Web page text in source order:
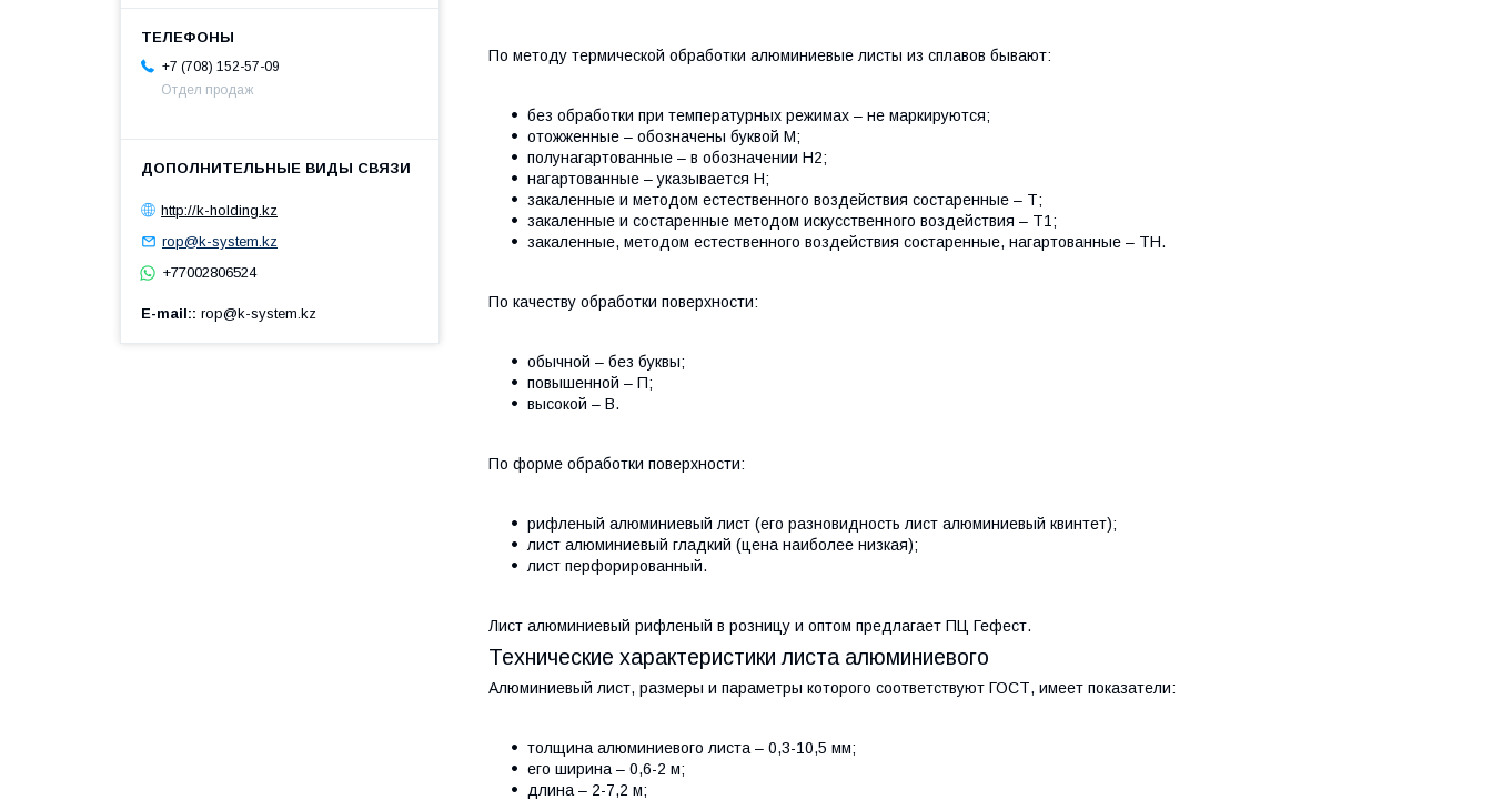
По методу термической обработки алюминиевые листы из сплавов бывают:
без обработки при температурных режимах – не маркируются;
отожженные – обозначены буквой М;
полунагартованные – в обозначении Н2;
нагартованные – указывается Н;
закаленные и методом естественного воздействия состаренные – Т;
закаленные и состаренные методом искусственного воздействия – Т1;
закаленные, методом естественного воздействия состаренные, нагартованные – ТН.
По качеству обработки поверхности:
обычной – без буквы;
повышенной – П;
высокой – В.
По форме обработки поверхности:
рифленый алюминиевый лист (его разновидность лист алюминиевый квинтет);
лист алюминиевый гладкий (цена наиболее низкая);
лист перфорированный.
Лист алюминиевый рифленый в розницу и оптом предлагает ПЦ Гефест.
Технические характеристики листа алюминиевого
Алюминиевый лист, размеры и параметры которого соответствуют ГОСТ, имеет показатели:
толщина алюминиевого листа – 0,3-10,5 мм;
его ширина – 0,6-2 м;
длина – 2-7,2 м;
+7 (708) 152-57-09
Отдел продаж
http://k-holding.kz
rop@k-system.kz
+77002806524
E-mail: rop@k-system.kz